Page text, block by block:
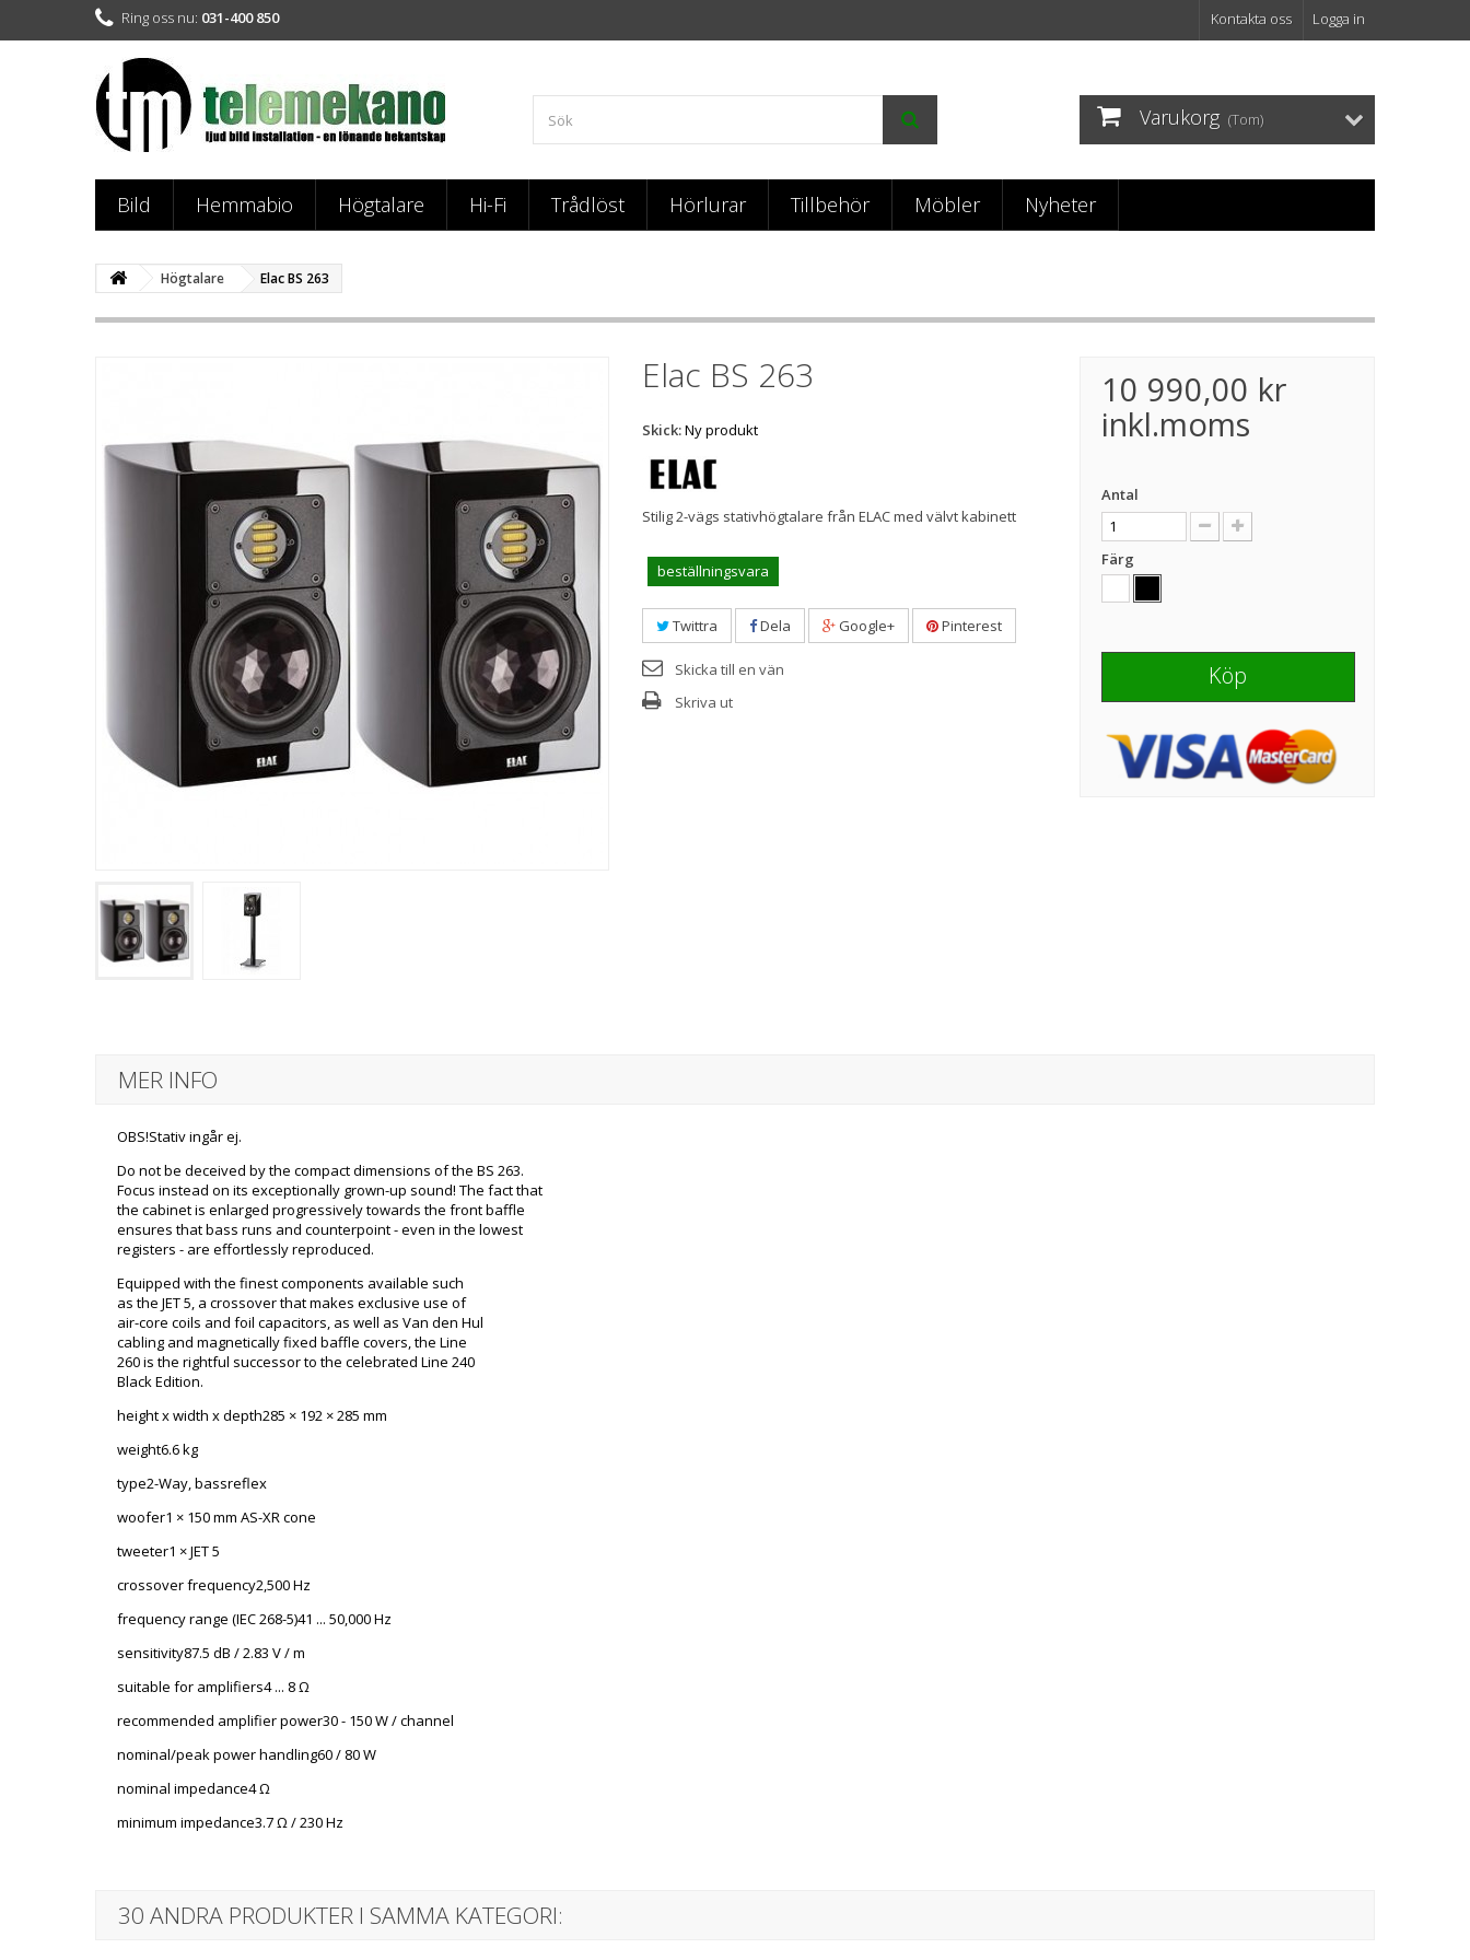
Logga in
Kontakta oss
Ring oss nu: 031-400 850
Varukorg (Tom)
Bild Hemmabio Högtalare Hi-Fi Trådlöst Hörlurar Tillbehör Möbler Nyheter
Högtalare Elac BS 263
Elac BS 263
Skick:Ny produkt
Stilig 2-vägs stativhögtalare från ELAC med välvt kabinett
beställningsvara
Twittra Dela Google+ Pinterest
Skicka till en vän
Skriva ut
10 990,00 kr
inkl.moms
Antal
Färg
Köp
MER INFO
OBS!Stativ ingår ej.
Do not be deceived by the compact dimensions of the BS 263.
Focus instead on its exceptionally grown-up sound! The fact that
the cabinet is enlarged progressively towards the front baffle
ensures that bass runs and counterpoint - even in the lowest
registers - are effortlessly reproduced.
Equipped with the finest components available such
as the JET 5, a crossover that makes exclusive use of
air-core coils and foil capacitors, as well as Van den Hul
cabling and magnetically fixed baffle covers, the Line
260 is the rightful successor to the celebrated Line 240
Black Edition.
height x width x depth285 × 192 × 285 mm
weight6.6 kg
type2-Way, bassreflex
woofer1 × 150 mm AS-XR cone
tweeter1 × JET 5
crossover frequency2,500 Hz
frequency range (IEC 268-5)41 ... 50,000 Hz
sensitivity87.5 dB / 2.83 V / m
suitable for amplifiers4 ... 8 Ω
recommended amplifier power30 - 150 W / channel
nominal/peak power handling60 / 80 W
nominal impedance4 Ω
minimum impedance3.7 Ω / 230 Hz
30 ANDRA PRODUKTER I SAMMA KATEGORI: